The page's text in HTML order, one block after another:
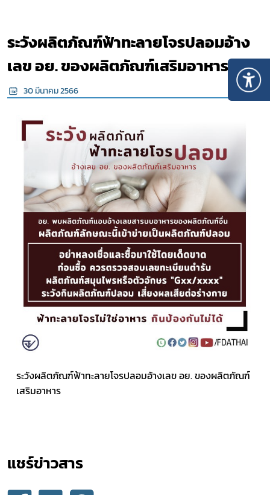
ระวังผลิตภัณฑ์ฟ้าทะลายโจรปลอมอ้าง
เลข อย. ของผลิตภัณฑ์เสริมอาหาร
30 มีนาคม 2566
ระวังผลิตภัณฑ์ฟ้าทะลายโจรปลอมอ้างเลข อย. ของผลิตภัณฑ์
เสริมอาหาร
แชร์ข่าวสาร​